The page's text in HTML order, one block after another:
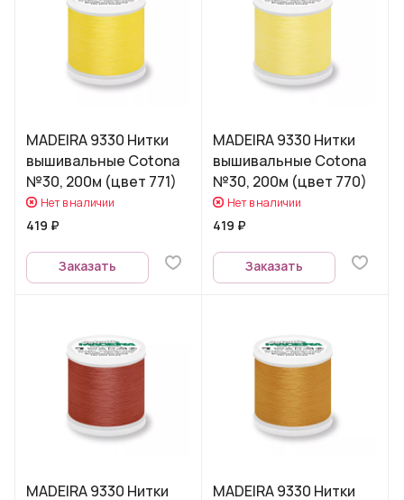
MADEIRA 9330 Нитки
вышивальные Cotona
№30, 200м (цвет 771)
Нет в наличии
419 ₽
Заказать
MADEIRA 9330 Нитки
вышивальные Cotona
№30, 200м (цвет 770)
Нет в наличии
419 ₽
Заказать
MADEIRA 9330 Нитки MADEIRA 9330 Нитки